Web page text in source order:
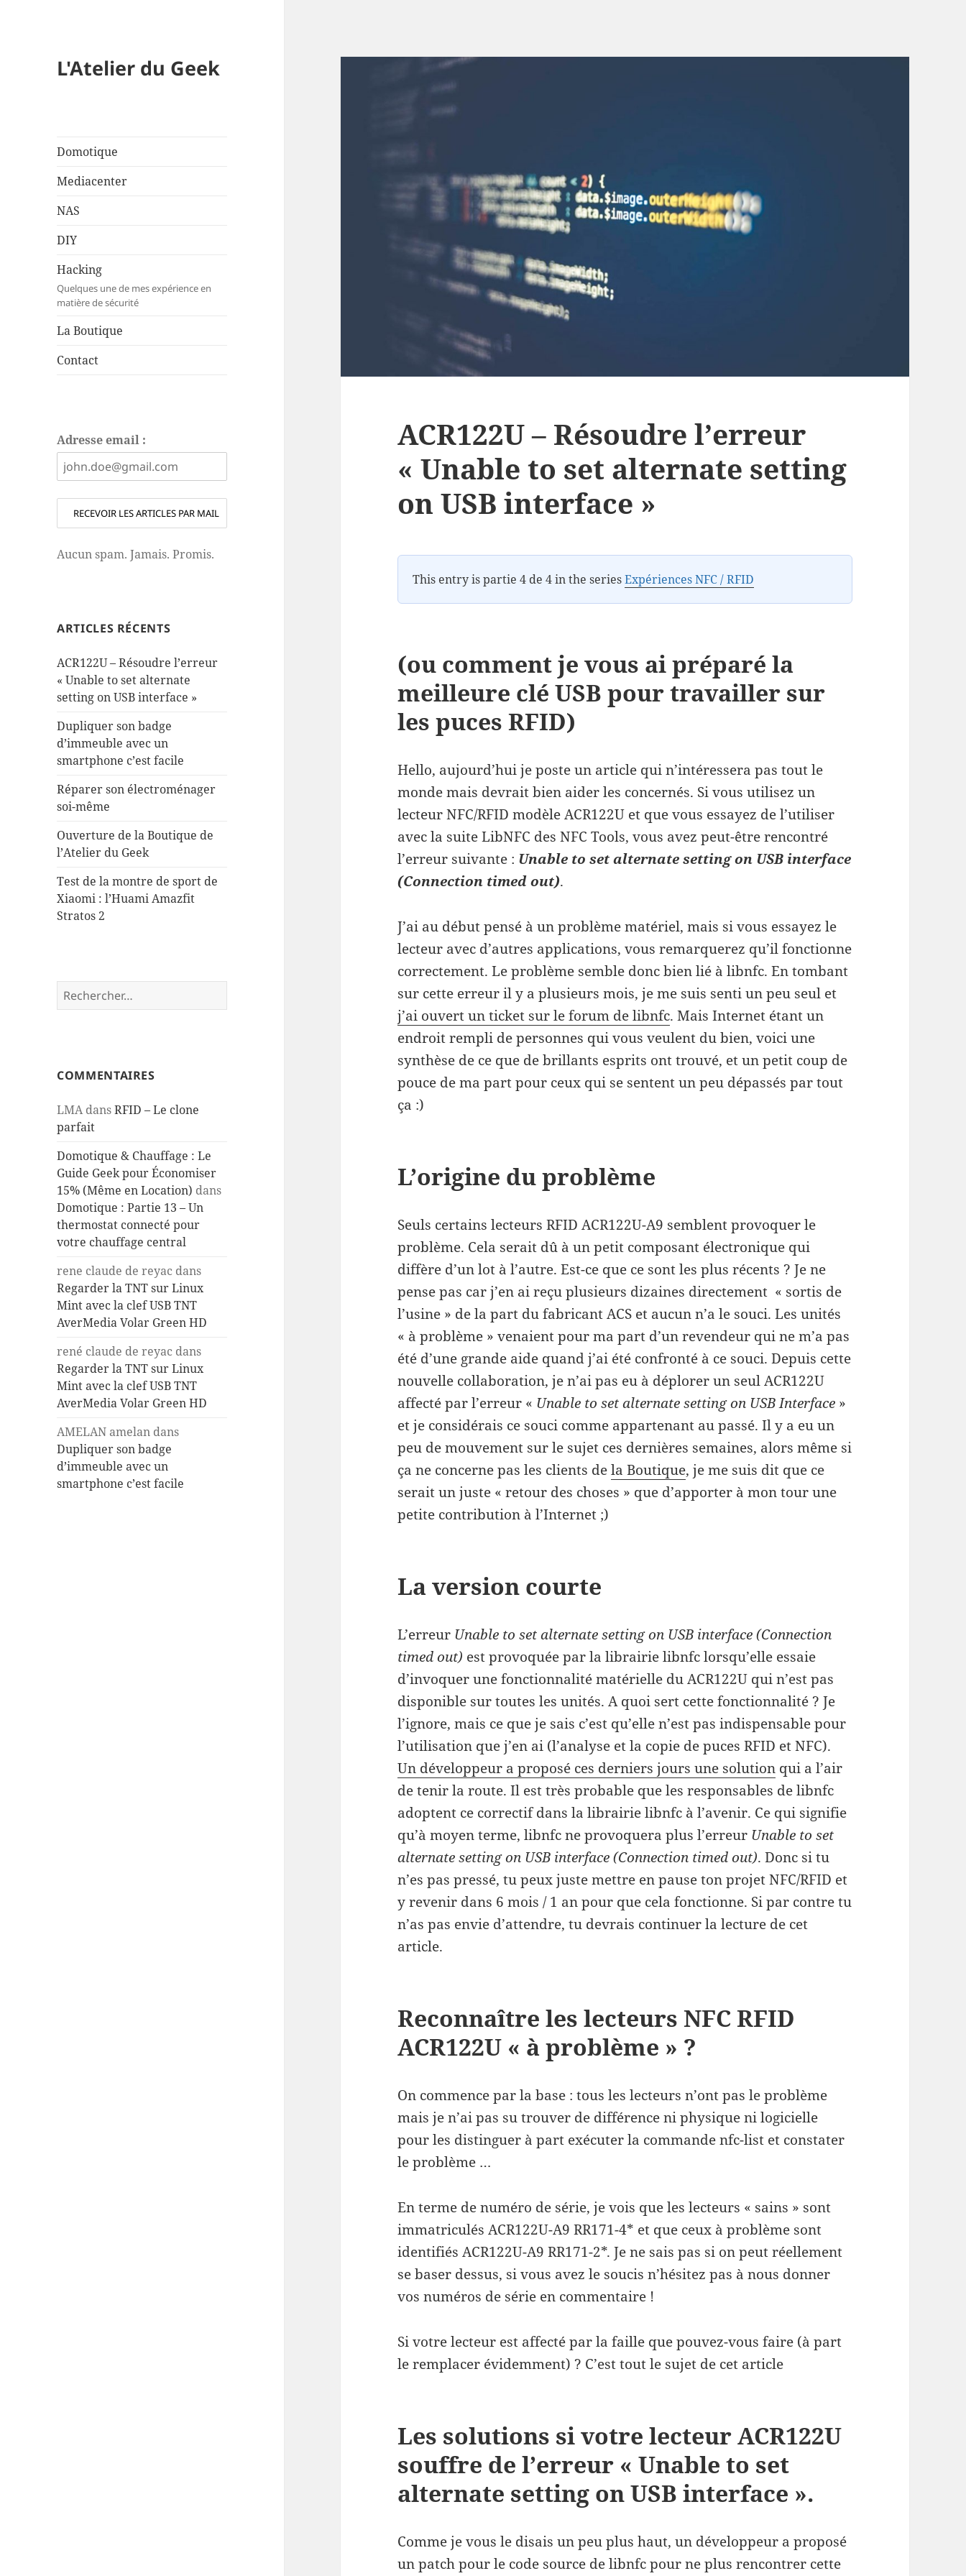
L'Atelier du Geek
Domotique
Mediacenter
NAS
DIY
Hacking
Quelques une de mes expérience en
matière de sécurité
La Boutique
Contact
Adresse email :
Aucun spam. Jamais. Promis.
ARTICLES RÉCENTS
ACR122U – Résoudre l’erreur
« Unable to set alternate
setting on USB interface »
Dupliquer son badge
d’immeuble avec un
smartphone c’est facile
Réparer son électroménager
soi-même
Ouverture de la Boutique de
l’Atelier du Geek
Test de la montre de sport de
Xiaomi : l’Huami Amazfit
Stratos 2
Rechercher :
COMMENTAIRES
LMAdansRFID – Le clone
parfait
Domotique & Chauffage : Le
Guide Geek pour Économiser
15% (Même en Location) dans
Domotique : Partie 13 – Un
thermostat connecté pour
votre chauffage central
rene claude de reyac dans
Regarder la TNT sur Linux
Mint avec la clef USB TNT
AverMedia Volar Green HD
rené claude de reyac dans
Regarder la TNT sur Linux
Mint avec la clef USB TNT
AverMedia Volar Green HD
AMELAN amelan dans
Dupliquer son badge
d’immeuble avec un
smartphone c’est facile
ACR122U – Résoudre l’erreur
« Unable to set alternate setting
on USB interface »
This entry is partie 4 de 4 in the seriesExpériences NFC / RFID
(ou comment je vous ai préparé la
meilleure clé USB pour travailler sur
les puces RFID)
Hello, aujourd’hui je poste un article qui n’intéressera pas tout le
monde mais devrait bien aider les concernés. Si vous utilisez un
lecteur NFC/RFID modèle ACR122U et que vous essayez de l’utiliser
avec la suite LibNFC des NFC Tools, vous avez peut-être rencontré
l’erreur suivante : Unable to set alternate setting on USB interface
(Connection timed out).
J’ai au début pensé à un problème matériel, mais si vous essayez le
lecteur avec d’autres applications, vous remarquerez qu’il fonctionne
correctement. Le problème semble donc bien lié à libnfc. En tombant
sur cette erreur il y a plusieurs mois, je me suis senti un peu seul et
j’ai ouvert un ticket sur le forum de libnfc. Mais Internet étant un
endroit rempli de personnes qui vous veulent du bien, voici une
synthèse de ce que de brillants esprits ont trouvé, et un petit coup de
pouce de ma part pour ceux qui se sentent un peu dépassés par tout
ça :)
L’origine du problème
Seuls certains lecteurs RFID ACR122U-A9 semblent provoquer le
problème. Cela serait dû à un petit composant électronique qui
diffère d’un lot à l’autre. Est-ce que ce sont les plus récents ? Je ne
pense pas car j’en ai reçu plusieurs dizaines directement « sortis de
l’usine » de la part du fabricant ACS et aucun n’a le souci. Les unités
« à problème » venaient pour ma part d’un revendeur qui ne m’a pas
été d’une grande aide quand j’ai été confronté à ce souci. Depuis cette
nouvelle collaboration, je n’ai pas eu à déplorer un seul ACR122U
affecté par l’erreur « Unable to set alternate setting on USB Interface »
et je considérais ce souci comme appartenant au passé. Il y a eu un
peu de mouvement sur le sujet ces dernières semaines, alors même si
ça ne concerne pas les clients dela Boutique, je me suis dit que ce
serait un juste « retour des choses » que d’apporter à mon tour une
petite contribution à l’Internet ;)
La version courte
L’erreur Unable to set alternate setting on USB interface (Connection
timed out) est provoquée par la librairie libnfc lorsqu’elle essaie
d’invoquer une fonctionnalité matérielle du ACR122U qui n’est pas
disponible sur toutes les unités. A quoi sert cette fonctionnalité ? Je
l’ignore, mais ce que je sais c’est qu’elle n’est pas indispensable pour
l’utilisation que j’en ai (l’analyse et la copie de puces RFID et NFC).
Un développeur a proposé ces derniers jours une solution qui a l’air
de tenir la route. Il est très probable que les responsables de libnfc
adoptent ce correctif dans la librairie libnfc à l’avenir. Ce qui signifie
qu’à moyen terme, libnfc ne provoquera plus l’erreur Unable to set
alternate setting on USB interface (Connection timed out). Donc si tu
n’es pas pressé, tu peux juste mettre en pause ton projet NFC/RFID et
y revenir dans 6 mois / 1 an pour que cela fonctionne. Si par contre tu
n’as pas envie d’attendre, tu devrais continuer la lecture de cet
article.
Reconnaître les lecteurs NFC RFID
ACR122U « à problème » ?
On commence par la base : tous les lecteurs n’ont pas le problème
mais je n’ai pas su trouver de différence ni physique ni logicielle
pour les distinguer à part exécuter la commande nfc-list et constater
le problème …
En terme de numéro de série, je vois que les lecteurs « sains » sont
immatriculés ACR122U-A9 RR171-4* et que ceux à problème sont
identifiés ACR122U-A9 RR171-2*. Je ne sais pas si on peut réellement
se baser dessus, si vous avez le soucis n’hésitez pas à nous donner
vos numéros de série en commentaire !
Si votre lecteur est affecté par la faille que pouvez-vous faire (à part
le remplacer évidemment) ? C’est tout le sujet de cet article
Les solutions si votre lecteur ACR122U
souffre de l’erreur « Unable to set
alternate setting on USB interface ».
Comme je vous le disais un peu plus haut, un développeur a proposé
un patch pour le code source de libnfc pour ne plus rencontrer cette